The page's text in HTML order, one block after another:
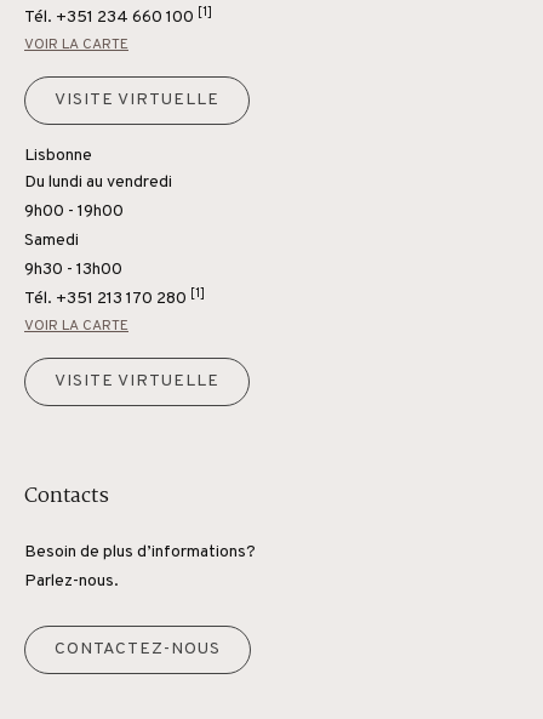
Tél. +351 234 660 100 [1]
VOIR LA CARTE
VISITE VIRTUELLE
Lisbonne
Du lundi au vendredi
9h00 - 19h00
Samedi
9h30 - 13h00
Tél. +351 213 170 280 [1]
VOIR LA CARTE
VISITE VIRTUELLE
Contacts
Besoin de plus d’informations?
Parlez-nous.
CONTACTEZ-NOUS